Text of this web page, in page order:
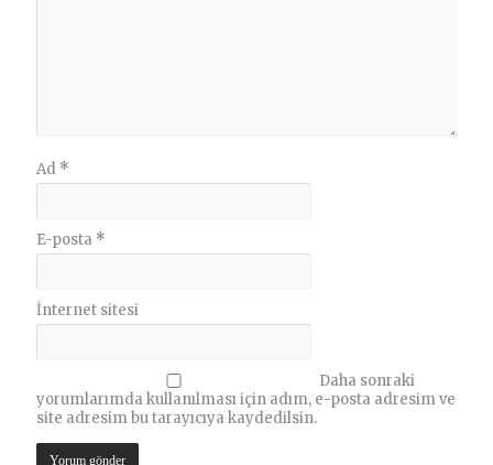
Ad *
E-posta *
İnternet sitesi
Daha sonraki
yorumlarımda kullanılması için adım, e-posta adresim ve
site adresim bu tarayıcıya kaydedilsin.